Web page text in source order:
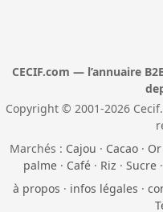
CECIF.com — l’annuaire
Copyright © 2001-2026
Marchés : Cajou · Cacao · Or
palme· Café· Riz · Sucre·
à propos · infos légales ·